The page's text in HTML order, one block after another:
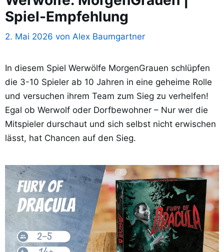
Spiel-Empfehlung
2. Mai 2026 von Alex Baumgartner
In diesem Spiel Werwölfe MorgenGrauen schlüpfen
die 3-10 Spieler ab 10 Jahren in eine geheime Rolle
und versuchen ihrem Team zum Sieg zu verhelfen!
Egal ob Werwolf oder Dorfbewohner – Nur wer die
Mitspieler durschaut und sich selbst nicht erwischen
lässt, hat Chancen auf den Sieg.